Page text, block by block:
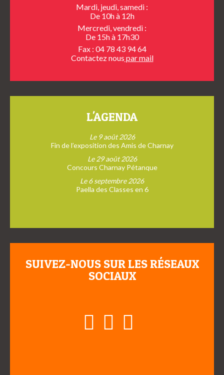
Mardi, jeudi, samedi :
De 10h à 12h
Mercredi, vendredi :
De 15h à 17h30
Fax : 04 78 43 94 64
Contactez nous par mail
L'AGENDA
Le 9 août 2026
Fin de l’exposition des Amis de Charnay
Le 29 août 2026
Concours Charnay Pétanque
Le 6 septembre 2026
Paella des Classes en 6
SUIVEZ-NOUS SUR LES RÉSEAUX
SOCIAUX